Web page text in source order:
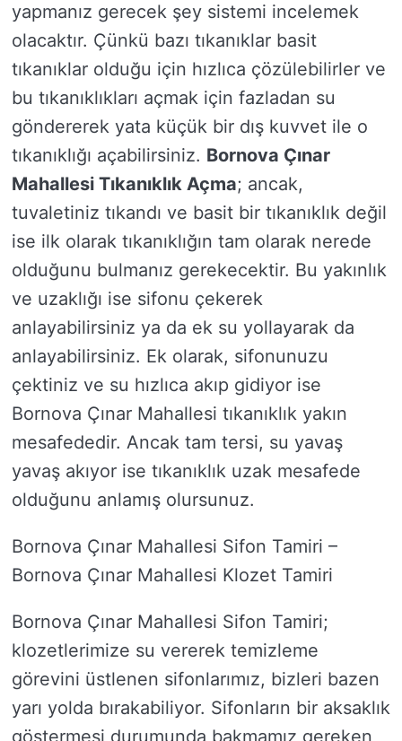
yapmanız gerecek şey sistemi incelemek
olacaktır. Çünkü bazı tıkanıklar basit
tıkanıklar olduğu için hızlıca çözülebilirler ve
bu tıkanıklıkları açmak için fazladan su
göndererek yata küçük bir dış kuvvet ile o
tıkanıklığı açabilirsiniz. Bornova Çınar
Mahallesi Tıkanıklık Açma; ancak,
tuvaletiniz tıkandı ve basit bir tıkanıklık değil
ise ilk olarak tıkanıklığın tam olarak nerede
olduğunu bulmanız gerekecektir. Bu yakınlık
ve uzaklığı ise sifonu çekerek
anlayabilirsiniz ya da ek su yollayarak da
anlayabilirsiniz. Ek olarak, sifonunuzu
çektiniz ve su hızlıca akıp gidiyor ise
Bornova Çınar Mahallesi tıkanıklık yakın
mesafededir. Ancak tam tersi, su yavaş
yavaş akıyor ise tıkanıklık uzak mesafede
olduğunu anlamış olursunuz.
Bornova Çınar Mahallesi Sifon Tamiri –
Bornova Çınar Mahallesi Klozet Tamiri
Bornova Çınar Mahallesi Sifon Tamiri;
klozetlerimize su vererek temizleme
görevini üstlenen sifonlarımız, bizleri bazen
yarı yolda bırakabiliyor. Sifonların bir aksaklık
göstermesi durumunda bakmamız gereken